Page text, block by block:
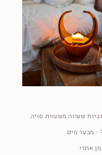
שעווה משעוות סויה.
- מבער מים.
אתרי.